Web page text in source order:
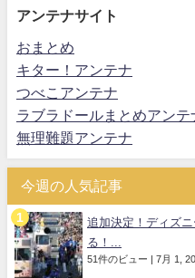
アンテナサイト
おまとめ
キター！アンテナ
つべこアンテナ
ラブラドールまとめアンテ
無理難題アンテナ
今週の人気記事
追加決定！ディズ
る！...
51件のビュー | 7月 1,